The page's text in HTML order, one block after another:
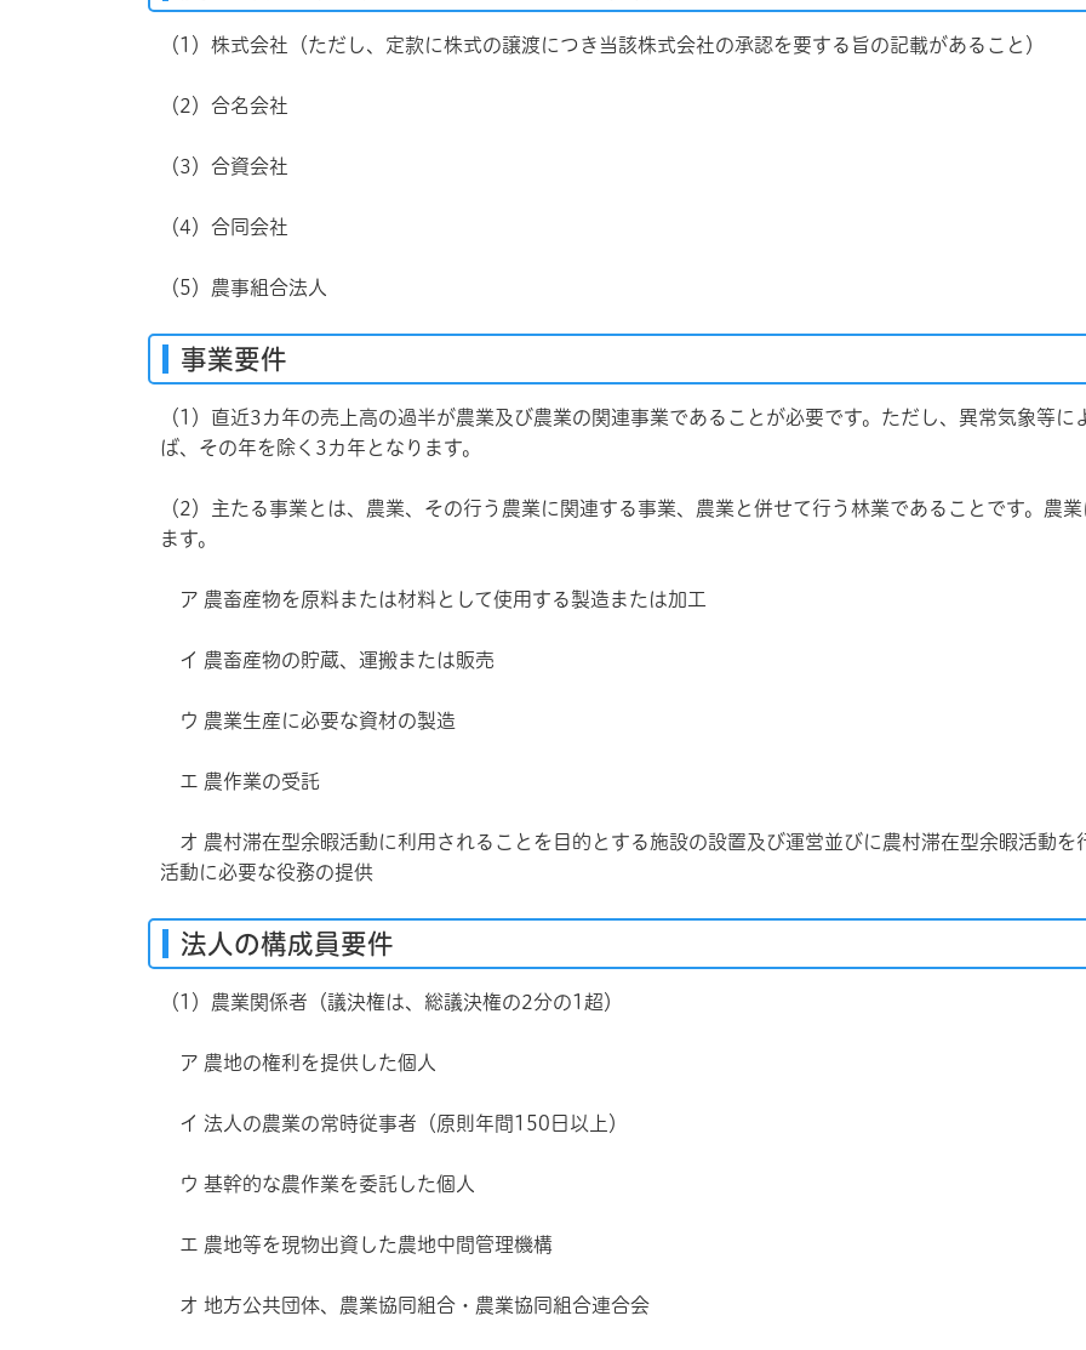
（1）株式会社（ただし、定款に株式の譲渡につき当該株式会社の承認を要する旨の記載があること）
（2）合名会社
（3）合資会社
（4）合同会社
（5）農事組合法人
事業要件
（1）直近3カ年の売上高の過半が農業及び農業の関連事業であることが必要です。ただし、異常気象等
ば、その年を除く3カ年となります。
（2）主たる事業とは、農業、その行う農業に関連する事業、農業と併せて行う林業であることです。農
ます。
ア 農畜産物を原料または材料として使用する製造または加工
イ 農畜産物の貯蔵、運搬または販売
ウ 農業生産に必要な資材の製造
エ 農作業の受託
オ 農村滞在型余暇活動に利用されることを目的とする施設の設置及び運営並びに農村滞在型余暇活動を
活動に必要な役務の提供
法人の構成員要件
（1）農業関係者（議決権は、総議決権の2分の1超）
ア 農地の権利を提供した個人
イ 法人の農業の常時従事者（原則年間150日以上）
ウ 基幹的な農作業を委託した個人
エ 農地等を現物出資した農地中間管理機構
オ 地方公共団体、農業協同組合・農業協同組合連合会